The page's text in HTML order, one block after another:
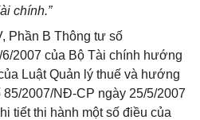
chính.”
Phần B Thông tư số
2007 của Bộ Tài chính hướng
Luật Quản lý thuế và hướng
2007/NĐ-CP ngày 25/5/2007
tiết thi hành một số điều của